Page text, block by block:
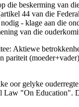
die beskerming van
44 van die
- klage aan die
van die
Aktiewe
pariteit
oor gelyke ouderregte
"On Education".